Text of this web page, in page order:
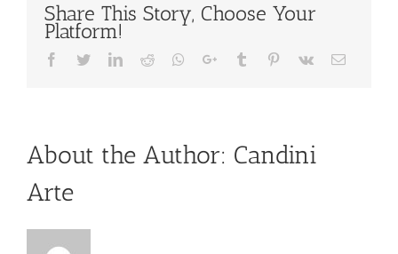
Share This Story, Choose Your
Platform!
Facebook
TwitterLinkedinReddit Whatsapp
Google+Tumblr Pinterest
Vk Email
About the Author: Candini
Arte